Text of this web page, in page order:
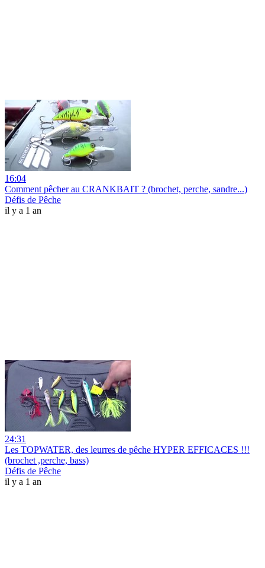
16:04
Comment pêcher au CRANKBAIT ? (brochet, perche, sandre...)
Défis de Pêche
il y a 1 an
24:31
Les TOPWATER, des leurres de pêche HYPER EFFICACES !!!
(brochet ,perche, bass)
Défis de Pêche
il y a 1 an